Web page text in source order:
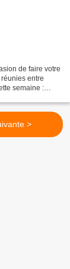
de faire votre
entre
semaine :
>